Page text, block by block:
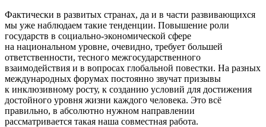
Фактически в развитых странах, да и в части развивающихся
мы уже наблюдаем такие тенденции. Повышение роли
государств в социально-экономической сфере
на национальном уровне, очевидно, требует большей
ответственности, тесного межгосударственного
взаимодействия и в вопросах глобальной повестки. На разных
международных форумах постоянно звучат призывы
к инклюзивному росту, к созданию условий для достижения
достойного уровня жизни каждого человека. Это всё
правильно, в абсолютно нужном направлении
рассматривается такая наша совместная работа.